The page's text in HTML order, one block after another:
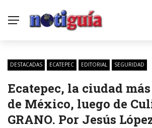
DESTACADAS ECATEPEC EDITORIAL SEGURIDAD
Ecatepec, la ciudad
de México, luego de
GRANO. Por Jesús